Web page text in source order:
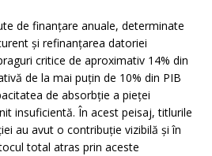
de finanțare anuale, determinate
și refinanțarea datoriei
critice de aproximativ 14% din
de la mai puțin de 10% din PIB
de absorbție a pieței
insuficientă. În acest peisaj, titlurile
au avut o contribuție vizibilă și în
total atras prin aceste